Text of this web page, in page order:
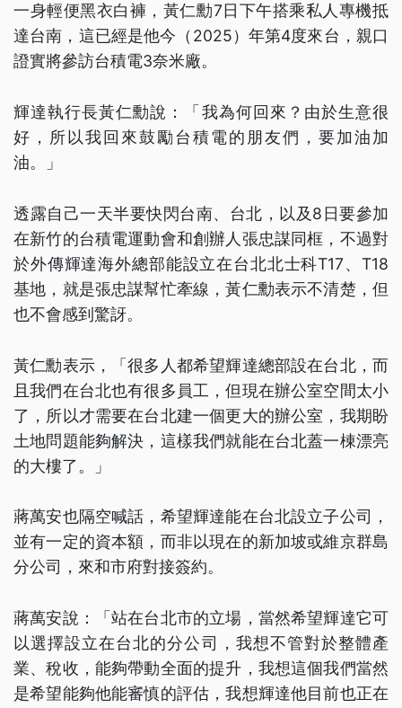
一身輕便黑衣白褲，黃仁勳7日下午搭乘私人專機抵
達台南，這已經是他今（2025）年第4度來台，親口
證實將參訪台積電3奈米廠。
輝達執行長黃仁勳說：「我為何回來？由於生意很
好，所以我回來鼓勵台積電的朋友們，要加油加
油。」
透露自己一天半要快閃台南、台北，以及8日要參加
在新竹的台積電運動會和創辦人張忠謀同框，不過對
於外傳輝達海外總部能設立在台北北士科T17、T18
基地，就是張忠謀幫忙牽線，黃仁勳表示不清楚，但
也不會感到驚訝。
黃仁勳表示，「很多人都希望輝達總部設在台北，而
且我們在台北也有很多員工，但現在辦公室空間太小
了，所以才需要在台北建一個更大的辦公室，我期盼
土地問題能夠解決，這樣我們就能在台北蓋一棟漂亮
的大樓了。」
蔣萬安也隔空喊話，希望輝達能在台北設立子公司，
並有一定的資本額，而非以現在的新加坡或維京群島
分公司，來和市府對接簽約。
蔣萬安說：「站在台北市的立場，當然希望輝達它可
以選擇設立在台北的分公司，我想不管對於整體產
業、稅收，能夠帶動全面的提升，我想這個我們當然
是希望能夠他能審慎的評估，我想輝達他目前也正在